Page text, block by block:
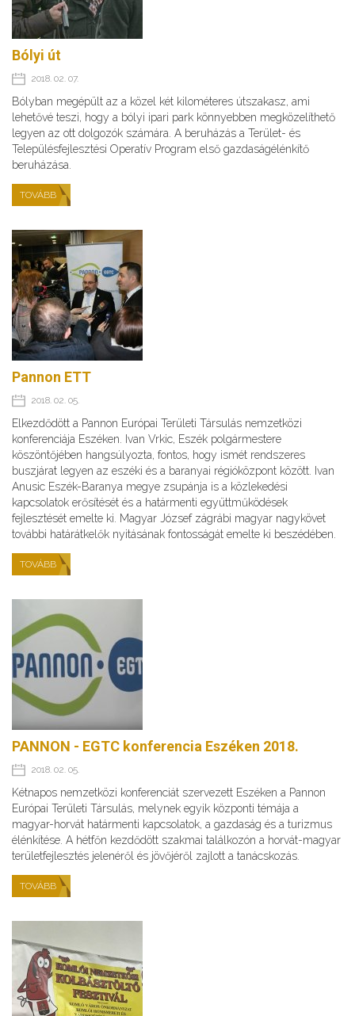
Bólyi út
2018. 02. 07.
Bólyban megépült az a közel két kilométeres útszakasz, ami
lehetővé teszi, hogy a bólyi ipari park könnyebben megközelíthető
legyen az ott dolgozók számára. A beruházás a Terület- és
Településfejlesztési Operatív Program első gazdaságélénkítő
beruházása.
TOVÁBB
Pannon ETT
2018. 02. 05.
Elkezdődött a Pannon Európai Területi Társulás nemzetközi
konferenciája Eszéken. Ivan Vrkic, Eszék polgármestere
köszöntőjében hangsúlyozta, fontos, hogy ismét rendszeres
buszjárat legyen az eszéki és a baranyai régióközpont között. Ivan
Anusic Eszék-Baranya megye zsupánja is a közlekedési
kapcsolatok erősítését és a határmenti együttműködések
fejlesztését emelte ki. Magyar József zágrábi magyar nagykövet
további határátkelők nyitásának fontosságát emelte ki beszédében.
TOVÁBB
PANNON - EGTC konferencia Eszéken 2018.
2018. 02. 05.
Kétnapos nemzetközi konferenciát szervezett Eszéken a Pannon
Európai Területi Társulás, melynek egyik központi témája a
magyar-horvát határmenti kapcsolatok, a gazdaság és a turizmus
élénkítése. A hétfőn kezdődött szakmai találkozón a horvát-magyar
területfejlesztés jelenéről és jövőjéről zajlott a tanácskozás.
TOVÁBB